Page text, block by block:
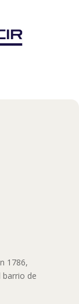
1786,
barrio de